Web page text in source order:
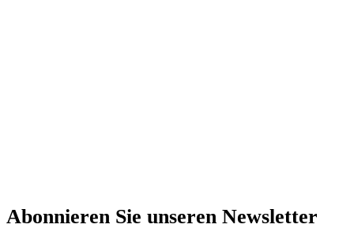
Abonnieren Sie unseren Newsletter